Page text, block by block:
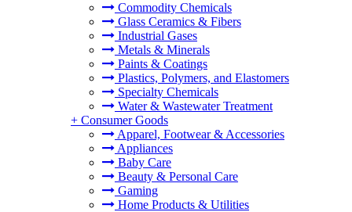
Commodity Chemicals
Glass Ceramics & Fibers
Industrial Gases
Metals & Minerals
Paints & Coatings
Plastics, Polymers, and Elastomers
Specialty Chemicals
Water & Wastewater Treatment
+ Consumer Goods
Apparel, Footwear & Accessories
Appliances
Baby Care
Beauty & Personal Care
Gaming
Home Products & Utilities